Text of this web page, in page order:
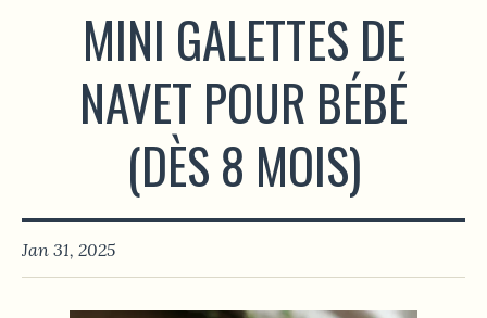
MINI GALETTES DE
NAVET POUR BÉBÉ
(DÈS 8 MOIS)
Jan 31, 2025